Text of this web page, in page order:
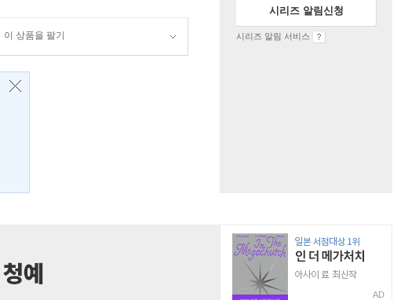
이 상품을 팔기
시리즈 알림신청
시리즈 알림 서비스
AD